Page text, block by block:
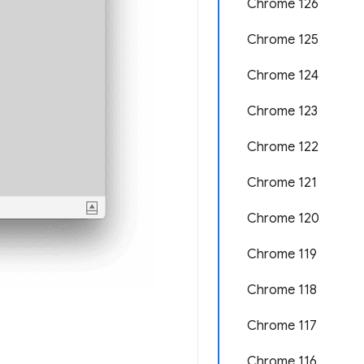
Chrome 126
Chrome 125
Chrome 124
Chrome 123
Chrome 122
Chrome 121
Chrome 120
Chrome 119
Chrome 118
Chrome 117